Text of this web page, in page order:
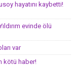
hayatını kaybetti!
evinde ölü
var
kötü haber!